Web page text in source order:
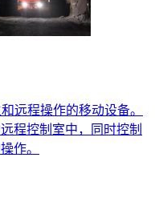
远程操作的移动设备。
程控制室中，同时控制
作。